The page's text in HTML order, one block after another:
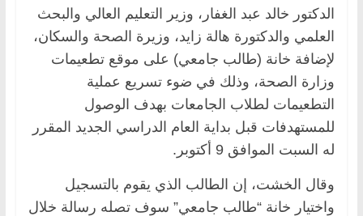
الدكتور خالد عبد الغفار، وزير التعليم العالي والبحث
العلمي والدكتورة هالة زايد، وزيرة الصحة والسكان،
لإضافة خانة (طالب جامعي) على موقع تطعيمات
وزارة الصحة، وذلك في ضوء تسريع عملية
التطعيمات لطلاب الجامعات بهدف الوصول
للمستهدفات قبل بداية العام الدراسي الجديد المقرر
له السبت الموافق 9 أكتوبر.
وقال الخشت، إن الطالب الذي يقوم بالتسجيل
واختيار خانة “طالب جامعي” سوف تصله رسالة خلال